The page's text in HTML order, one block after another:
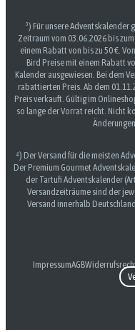
³) Für unsere Adventskalender
Zeitraum vom 03.06.2026 bis
einem Rabatt von bis zu 50 €.
Bird Preise mit einem Rabatt
Kalender ausgewiesen. Bei dem
rabattierten Preis. Ab dem
Preis verkauft. Gültig im
so lange der Vorrat reicht. Nicht
⁴) Der Versand für die meisten
Der Premium Gourmet
der Tartufi Adventskalender
Versandzeiträume sind der
Versand innerhalb
ImpressumAGB